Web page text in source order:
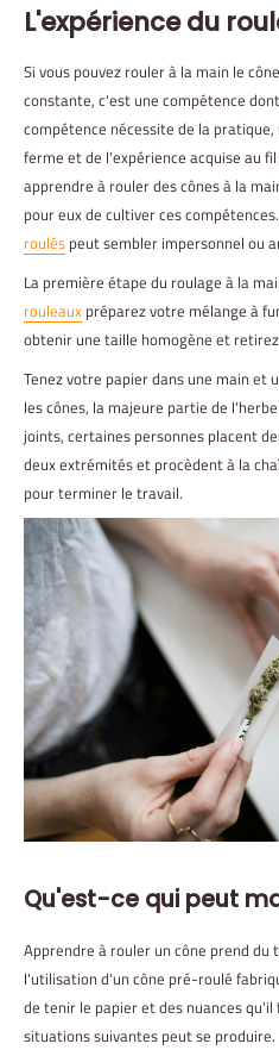
L'expérience du
Si vous pouvez rouler à la main le
constante, c'est une compétence
compétence nécessite de la
ferme et de l'expérience acquise au
apprendre à rouler des cônes à la
pour eux de cultiver ces
roulés peut sembler impersonnel ou
La première étape du roulage à la
rouleaux préparez votre mélange à
obtenir une taille homogène et
Tenez votre papier dans une main
les cônes, la majeure partie de
joints, certaines personnes placent
deux extrémités et procèdent à la
pour terminer le travail.
Qu'est-ce qui peut
Apprendre à rouler un cône prend du
l'utilisation d'un cône pré-roulé
de tenir le papier et des nuances
situations suivantes peut se produire.